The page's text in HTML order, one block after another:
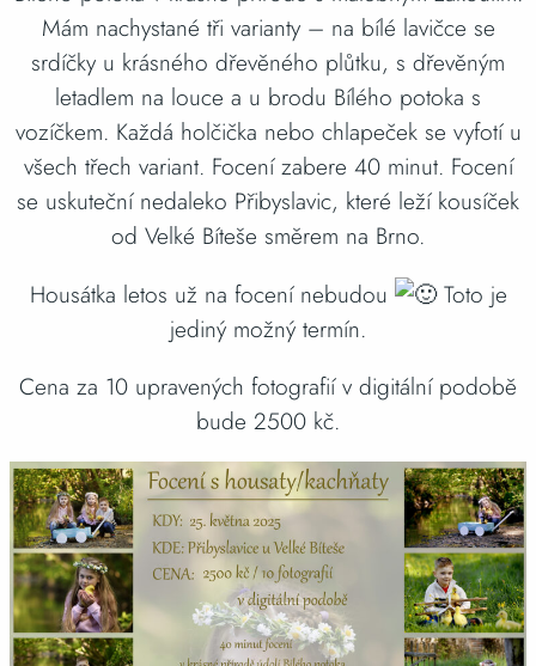
Mám nachystané tři varianty – na bílé lavičce se
srdíčky u krásného dřevěného plůtku, s dřevěným
letadlem na louce a u brodu Bílého potoka s
vozíčkem. Každá holčička nebo chlapeček se vyfotí u
všech třech variant. Focení zabere 40 minut. Focení
se uskuteční nedaleko Přibyslavic, které leží kousíček
od Velké Bíteše směrem na Brno.
Housátka letos už na focení nebudou
Toto je
jediný možný termín.
Cena za 10 upravených fotografií v digitální podobě
bude 2500 kč.